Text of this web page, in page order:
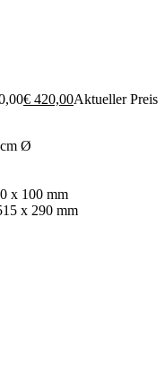
€ 420,00Aktueller Preis
Ø
x 100 mm
x 290 mm